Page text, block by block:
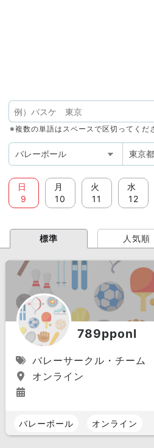
※複数の単語はスペースで区切ってくだ
日
9
月
10
火
11
水
12
標準 人気順
789pponl
バレーサークル・チーム
オンライン
バレーボール オンライン